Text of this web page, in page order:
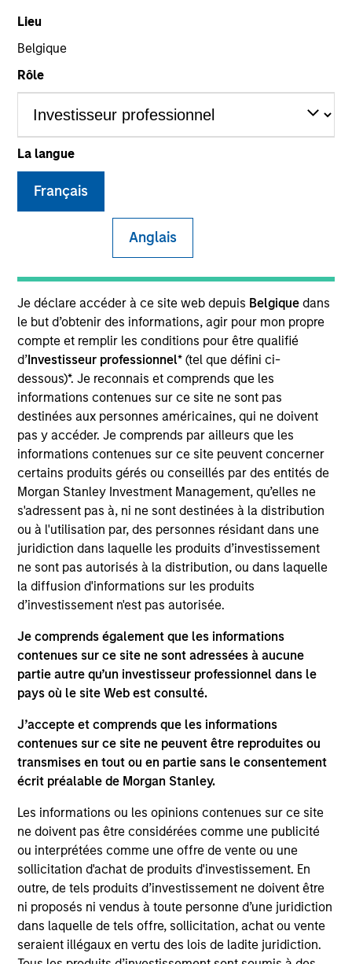
Lieu
Belgique
Rôle
La langue
Français
Anglais
Je déclare accéder à ce site web depuis Belgique dans
le but d’obtenir des informations, agir pour mon propre
compte et remplir les conditions pour être qualifié
d’Investisseur professionnel* (tel que défini ci-
dessous)*. Je reconnais et comprends que les
informations contenues sur ce site ne sont pas
destinées aux personnes américaines, qui ne doivent
pas y accéder. Je comprends par ailleurs que les
informations contenues sur ce site peuvent concerner
certains produits gérés ou conseillés par des entités de
Morgan Stanley Investment Management, qu’elles ne
s'adressent pas à, ni ne sont destinées à la distribution
ou à l'utilisation par, des personnes résidant dans une
juridiction dans laquelle les produits d’investissement
ne sont pas autorisés à la distribution, ou dans laquelle
la diffusion d'informations sur les produits
d’investissement n'est pas autorisée.
Je comprends également que les informations
contenues sur ce site ne sont adressées à aucune
partie autre qu’un investisseur professionnel dans le
pays où le site Web est consulté.
J’accepte et comprends que les informations
contenues sur ce site ne peuvent être reproduites ou
transmises en tout ou en partie sans le consentement
écrit préalable de Morgan Stanley.
Les informations ou les opinions contenues sur ce site
ne doivent pas être considérées comme une publicité
ou interprétées comme une offre de vente ou une
sollicitation d'achat de produits d'investissement. En
outre, de tels produits d’investissement ne doivent être
ni proposés ni vendus à toute personne d’une juridiction
dans laquelle de tels offre, sollicitation, achat ou vente
seraient illégaux en vertu des lois de ladite juridiction.
COUNTRY
China
Invested on
Oct 2016
Transaction Type
Founded in 2004 and headquartered in Shanghai,
CDP is one of the leading private sector payroll and
benefits HR outsourcing companies in China.
Investment Team
Morgan Stanley Private Equity Asia
As of July 25, 2025. The above is provided for informational
and educational purposes only. There is no guarantee that
the investment mentioned resulted in positive performance
(for realized holdings), or will perform well in the future (for
current holdings). The trademarks and service marks above
are the property of their respective owners. The information
on this website has not been authorized, sponsored, or
otherwise approved by such owners. By clicking on any
links shown here, you agree that you are navigating to a
third party site. We are providing these hyperlinks to you
only as a convenience and the inclusion of any hyperlink is
investigation, verification or monitoring by us of any
information contained in any hyperlinked site. In no event
shall we be responsible for the information contained on
the site or your use of such site.
Morgan Stanley
Morgan Stanley Careers